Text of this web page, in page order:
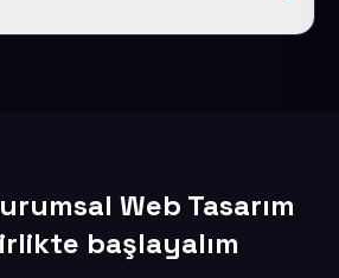
Web Tasarım
başlayalım